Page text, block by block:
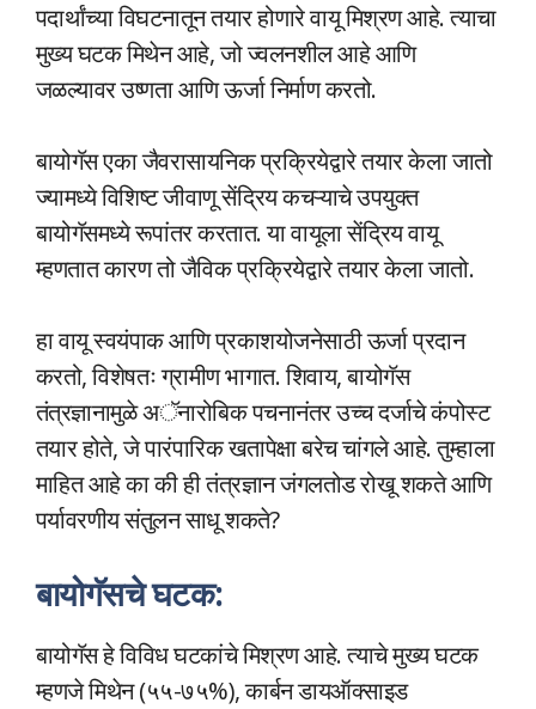
पदार्थांच्या विघटनातून तयार होणारे वायू मिश्रण आहे. त्याचा
मुख्य घटक मिथेन आहे, जो ज्वलनशील आहे आणि
जळल्यावर उष्णता आणि ऊर्जा निर्माण करतो.
बायोगॅस एका जैवरासायनिक प्रक्रियेद्वारे तयार केला जातो
ज्यामध्ये विशिष्ट जीवाणू सेंद्रिय कचऱ्याचे उपयुक्त
बायोगॅसमध्ये रूपांतर करतात. या वायूला सेंद्रिय वायू
म्हणतात कारण तो जैविक प्रक्रियेद्वारे तयार केला जातो.
हा वायू स्वयंपाक आणि प्रकाशयोजनेसाठी ऊर्जा प्रदान
करतो, विशेषतः ग्रामीण भागात. शिवाय, बायोगॅस
तंत्रज्ञानामुळे अॅनारोबिक पचनानंतर उच्च दर्जाचे कंपोस्ट
तयार होते, जे पारंपारिक खतापेक्षा बरेच चांगले आहे. तुम्हाला
माहित आहे का की ही तंत्रज्ञान जंगलतोड रोखू शकते आणि
पर्यावरणीय संतुलन साधू शकते?
बायोगॅसचे घटक:
बायोगॅस हे विविध घटकांचे मिश्रण आहे. त्याचे मुख्य घटक
म्हणजे मिथेन (५५-७५%), कार्बन डायऑक्साइड